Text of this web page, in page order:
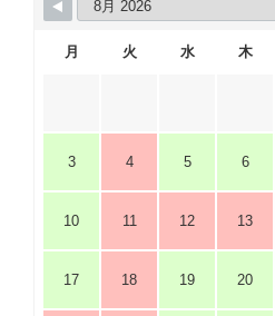
月 火 水 木
3 4 5 6
10 11 12 13
17 18 19 20